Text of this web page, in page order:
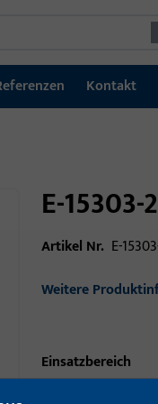
Kontakt
E-
Artikel Nr. E-
Weitere
Einsatzbereich